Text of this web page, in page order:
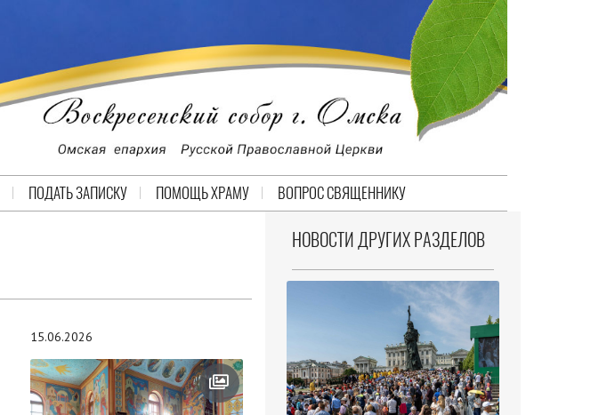
ПОДАТЬ ЗАПИСКУ ПОМОЩЬ ХРАМУ ВОПРОС СВЯЩЕННИКУ
15.06.2026
НОВОСТИ ДРУГИХ РАЗДЕЛОВ